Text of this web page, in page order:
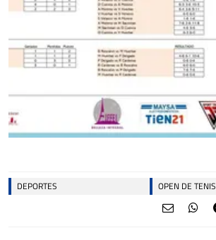
DEPORTES OPEN DE TENIS